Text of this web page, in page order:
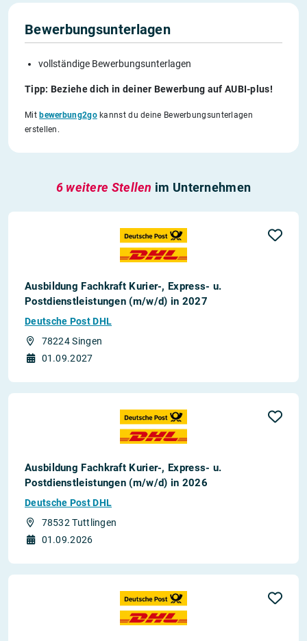
Bewerbungsunterlagen
vollständige Bewerbungsunterlagen
Tipp: Beziehe dich in deiner Bewerbung auf AUBI-plus!
Mit bewerbung2gokannst du deine Bewerbungsunterlagen
erstellen.
6 weitere Stellen im Unternehmen
Ausbildung Fachkraft Kurier-, Express- u.
Postdienstleistungen (m/w/d) in 2027
Deutsche Post DHL
78224 Singen
01.09.2027
Ausbildung Fachkraft Kurier-, Express- u.
Postdienstleistungen (m/w/d) in 2026
Deutsche Post DHL
78532 Tuttlingen
01.09.2026